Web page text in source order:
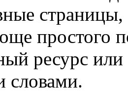
простого
ресурс
словами.